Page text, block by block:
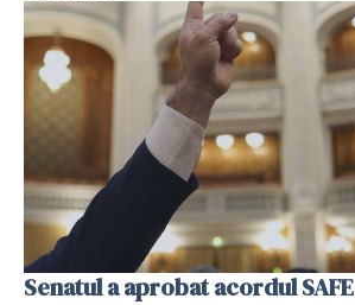
Senatul a aprobat acordul SAFE